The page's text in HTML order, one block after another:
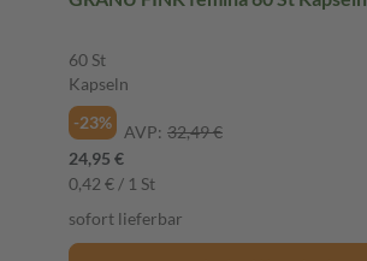
60 St
Kapseln
-23%
AVP: 32,49 €
24,95 €
0,42 € / 1 St
sofort lieferbar